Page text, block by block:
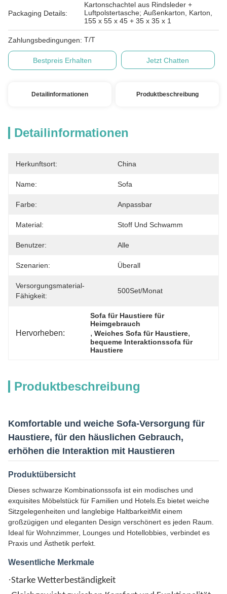
Packaging Details:
Kartonschachtel aus Rindsleder +
Luftpolstertasche; Außenkarton, Karton,
155 x 55 x 45 + 35 x 35 x 1
Zahlungsbedingungen: T/T
Bestpreis Erhalten Jetzt Chatten
Detailinformationen Produktbeschreibung
Detailinformationen
Herkunftsort: China
Name: Sofa
Farbe: Anpassbar
Material: Stoff Und Schwamm
Benutzer: Alle
Szenarien: Überall
Versorgungsmaterial-
Fähigkeit:
500Set/Monat
Hervorheben:
Sofa für Haustiere für
Heimgebrauch
, Weiches Sofa für Haustiere,
bequeme Interaktionssofa für
Haustiere
Produktbeschreibung
Komfortable und weiche Sofa-Versorgung für
Haustiere, für den häuslichen Gebrauch,
erhöhen die Interaktion mit Haustieren
Produktübersicht
Dieses schwarze Kombinationssofa ist ein modisches und
exquisites Möbelstück für Familien und Hotels.Es bietet weiche
Sitzgelegenheiten und langlebige HaltbarkeitMit einem
großzügigen und eleganten Design verschönert es jeden Raum.
Ideal für Wohnzimmer, Lounges und Hotellobbies, verbindet es
Praxis und Ästhetik perfekt.
Wesentliche Merkmale
·Starke Wetterbeständigkeit